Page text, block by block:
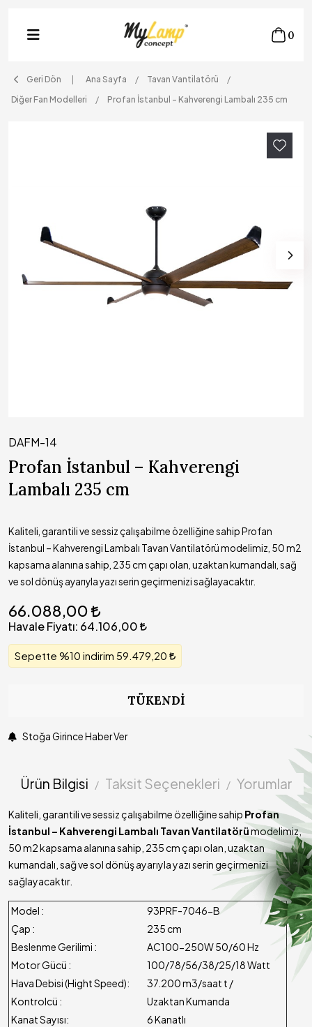
0
Geri Dön Ana Sayfa
Tavan Vantilatörü
Diğer Fan Modelleri
Profan İstanbul – Kahverengi Lambalı 235 cm
DAFM-14
Profan İstanbul – Kahverengi
Lambalı 235 cm
Kaliteli, garantili ve sessiz çalışabilme özelliğine sahip Profan
İstanbul – Kahverengi Lambalı Tavan Vantilatörü modelimiz, 50 m2
kapsama alanına sahip, 235 cm çapı olan, uzaktan kumandalı, sağ
ve sol dönüş ayarıyla yazı serin geçirmenizi sağlayacaktır.
66.088,00
Havale Fiyatı: 64.106,00
Sepette %10 indirim 59.479,20
TÜKENDI
Stoğa Girince Haber Ver
Ürün Bilgisi Taksit Seçenekleri Yorumlar
Kaliteli, garantili ve sessiz çalışabilme özelliğine sahip Profan
İstanbul – Kahverengi Lambalı Tavan Vantilatörümodelimiz,
50 m2 kapsama alanına sahip, 235 cm çapı olan, uzaktan
kumandalı, sağ ve sol dönüş ayarıyla yazı serin geçirmenizi
sağlayacaktır.
Model :
93PRF-7046-B
Çap :
235 cm
Beslenme Gerilimi :
AC100-250W 50/60 Hz
Motor Gücü :
100/78/56/38/25/18 Watt
Hava Debisi (Hight Speed):
37.200 m3/saat t /
Kontrolcü :
Uzaktan Kumanda
Kanat Sayısı:
6 Kanatlı